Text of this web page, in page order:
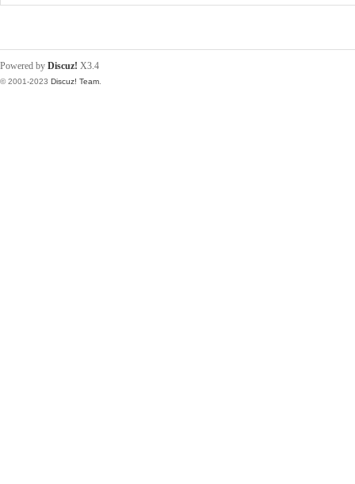
Powered by Discuz! X3.4
© 2001-2023 Discuz! Team